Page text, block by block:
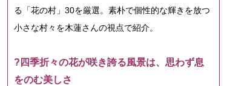
る「花の村」30を厳選。素朴で個性的な輝きを放つ
小さな村々を木蓮さんの視点で紹介。
?四季折々の花が咲き誇る風景は、思わず息
をのむ美しさ